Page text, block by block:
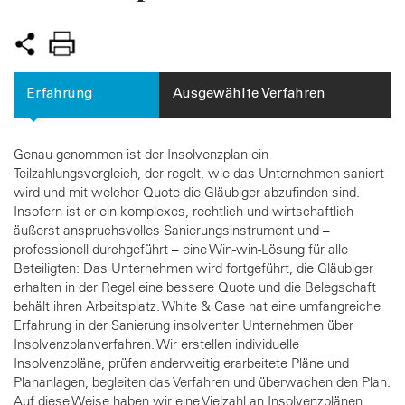
Erfahrung Ausgewählte Verfahren
Genau genommen ist der Insolvenzplan ein
Teilzahlungsvergleich, der regelt, wie das Unternehmen saniert
wird und mit welcher Quote die Gläubiger abzufinden sind.
Insofern ist er ein komplexes, rechtlich und wirtschaftlich
äußerst anspruchsvolles Sanierungsinstrument und –
professionell durchgeführt – eine Win-win-Lösung für alle
Beteiligten: Das Unternehmen wird fortgeführt, die Gläubiger
erhalten in der Regel eine bessere Quote und die Belegschaft
behält ihren Arbeitsplatz. White & Case hat eine umfangreiche
Erfahrung in der Sanierung insolventer Unternehmen über
Insolvenzplanverfahren. Wir erstellen individuelle
Insolvenzpläne, prüfen anderweitig erarbeitete Pläne und
Plananlagen, begleiten das Verfahren und überwachen den Plan.
Auf diese Weise haben wir eine Vielzahl an Insolvenzplänen